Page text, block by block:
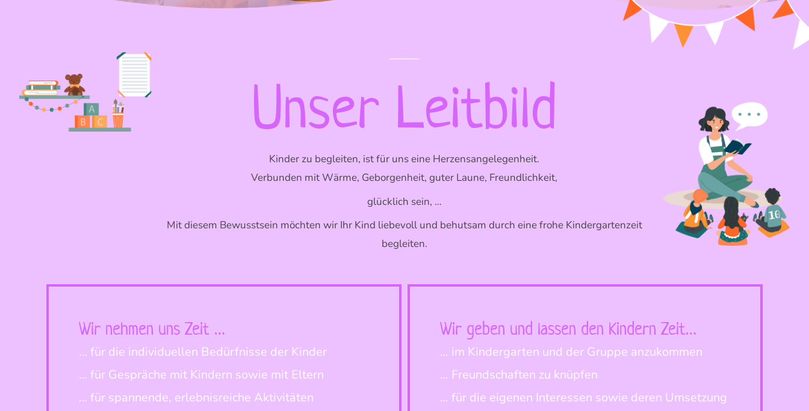
Unser Leitbild
Kinder zu begleiten, ist für uns eine Herzensangelegenheit.
Verbunden mit Wärme, Geborgenheit, guter Laune, Freundlichkeit,
glücklich sein, …
Mit diesem Bewusstsein möchten wir Ihr Kind liebevoll und behutsam durch eine frohe Kindergartenzeit
begleiten.
Wir nehmen uns Zeit …
… für die individuellen Bedürfnisse der Kinder
… für Gespräche mit Kindern sowie mit Eltern
… für spannende, erlebnisreiche Aktivitäten
Wir geben und lassen den Kindern Zeit…
… im Kindergarten und der Gruppe anzukommen
… Freundschaften zu knüpfen
… für die eigenen Interessen sowie deren Umsetzung